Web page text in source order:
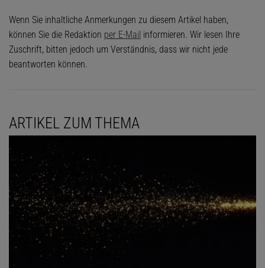
Wenn Sie inhaltliche Anmerkungen zu diesem Artikel haben,
können Sie die Redaktion per E-Mail informieren. Wir lesen Ihre
Zuschrift, bitten jedoch um Verständnis, dass wir nicht jede
beantworten können.
ARTIKEL ZUM THEMA